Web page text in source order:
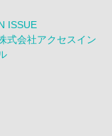
ISSUE
式会社アクセスイン